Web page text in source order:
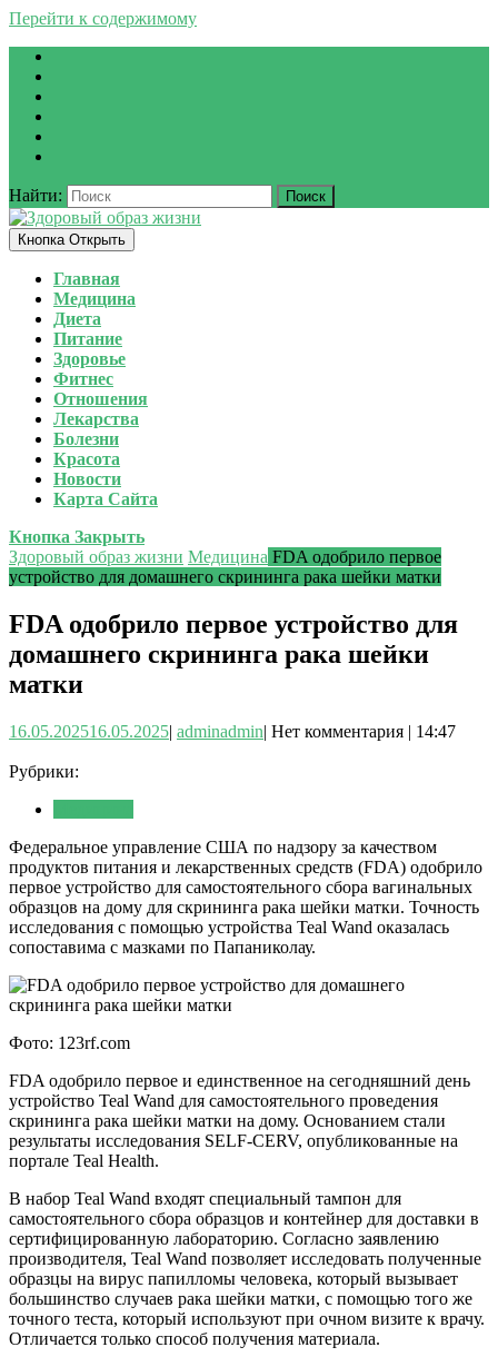
Перейти к содержимому
Найти:
Кнопка Открыть
Главная
Медицина
Диета
Питание
Здоровье
Фитнес
Отношения
Лекарства
Болезни
Красота
Новости
Карта Сайта
Кнопка Закрыть
Здоровый образ жизни Медицина FDA одобрило первое
устройство для домашнего скрининга рака шейки матки
FDA одобрило первое устройство для
домашнего скрининга рака шейки
матки
16.05.202516.05.2025| adminadmin| Нет комментария | 14:47
Рубрики:
Федеральное управление США по надзору за качеством
продуктов питания и лекарственных средств (FDA) одобрило
первое устройство для самостоятельного сбора вагинальных
образцов на дому для скрининга рака шейки матки. Точность
исследования с помощью устройства Teal Wand оказалась
сопоставима с мазками по Папаниколау.
Фото: 123rf.com
FDA одобрило первое и единственное на сегодняшний день
устройство Teal Wand для самостоятельного проведения
скрининга рака шейки матки на дому. Основанием стали
результаты исследования SELF-CERV, опубликованные на
портале Teal Health.
В набор Teal Wand входят специальный тампон для
самостоятельного сбора образцов и контейнер для доставки в
сертифицированную лабораторию. Согласно заявлению
производителя, Teal Wand позволяет исследовать полученные
образцы на вирус папилломы человека, который вызывает
большинство случаев рака шейки матки, с помощью того же
точного теста, который используют при очном визите к врачу.
Отличается только способ получения материала.